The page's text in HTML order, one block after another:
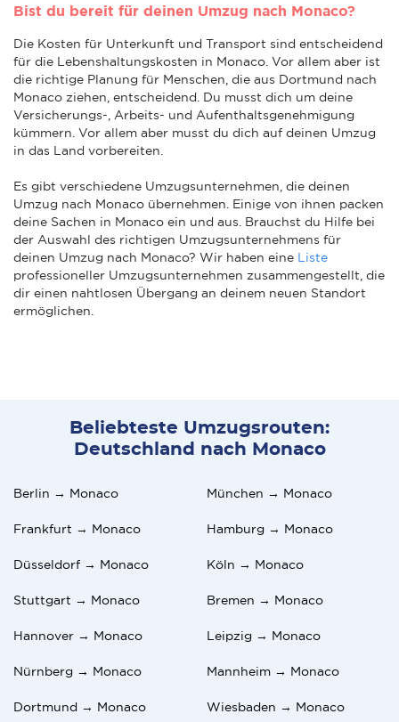
Bist du bereit für deinen Umzug nach Monaco?
Die Kosten für Unterkunft und Transport sind entscheidend
für die Lebenshaltungskosten in Monaco. Vor allem aber ist
die richtige Planung für Menschen, die aus Dortmund nach
Monaco ziehen, entscheidend. Du musst dich um deine
Versicherungs-, Arbeits- und Aufenthaltsgenehmigung
kümmern. Vor allem aber musst du dich auf deinen Umzug
in das Land vorbereiten.
Es gibt verschiedene Umzugsunternehmen, die deinen
Umzug nach Monaco übernehmen. Einige von ihnen packen
deine Sachen in Monaco ein und aus. Brauchst du Hilfe bei
der Auswahl des richtigen Umzugsunternehmens für
deinen Umzug nach Monaco? Wir haben eine Liste
professioneller Umzugsunternehmen zusammengestellt, die
dir einen nahtlosen Übergang an deinem neuen Standort
ermöglichen.
Beliebteste Umzugsrouten:
Deutschland nach Monaco
Berlin → Monaco München → Monaco
Frankfurt → Monaco Hamburg → Monaco
Düsseldorf → Monaco Köln → Monaco
Stuttgart → Monaco Bremen → Monaco
Hannover → Monaco Leipzig → Monaco
Nürnberg → Monaco Mannheim → Monaco
Dortmund → Monaco Wiesbaden → Monaco